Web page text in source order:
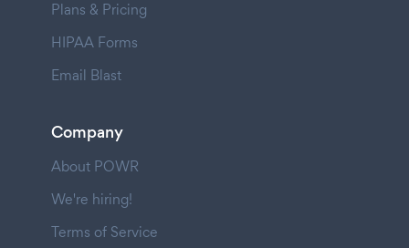
Plans & Pricing
HIPAA Forms
Email Blast
Company
About POWR
We're hiring!
Terms of Service